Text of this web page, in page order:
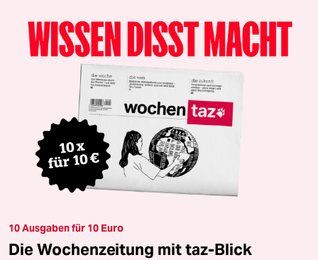
10 Ausgaben für 10 Euro
Die Wochenzeitung mit taz-Blick